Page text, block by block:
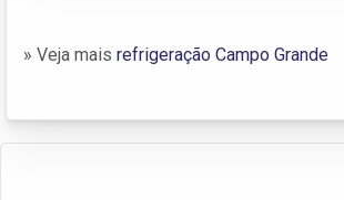
» Veja mais refrigeração Campo Grande